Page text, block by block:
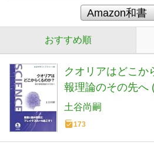
おすすめ順
クオリアはどこか
報理論のその先へ
ー 308)
土谷尚嗣
173